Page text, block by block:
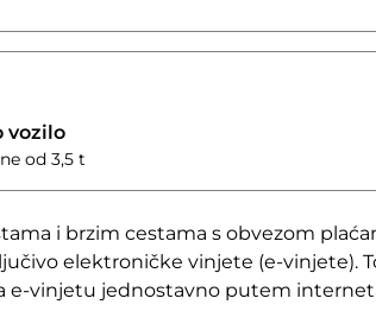
i brzim cestama s obvezom
elektroničke vinjete (e-vinjete).
e-vinjetu jednostavno putem
vozilo
od 3,5 t